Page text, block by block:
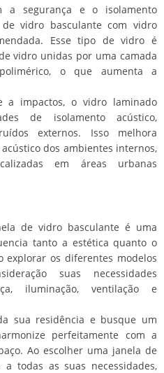
a segurança e o isolamento
vidro basculante com vidro
Esse tipo de vidro é
vidro unidas por uma camada
o que aumenta a
a impactos, o vidro laminado
de isolamento acústico,
externos. Isso melhora
dos ambientes internos,
em áreas urbanas
de vidro basculante é uma
tanto a estética quanto o
explorar os diferentes modelos
suas necessidades
iluminação, ventilação e
sua residência e busque um
perfeitamente com a
Ao escolher uma janela de
todas as suas necessidades,